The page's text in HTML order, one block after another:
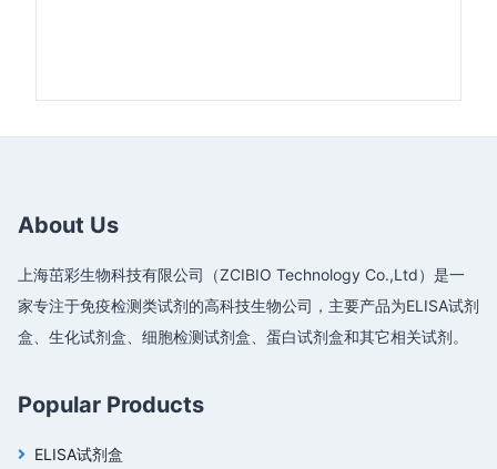
About Us
上海茁彩生物科技有限公司（ZCIBIO Technology Co.,Ltd）是一
家专注于免疫检测类试剂的高科技生物公司，主要产品为ELISA试剂
盒、生化试剂盒、细胞检测试剂盒、蛋白试剂盒和其它相关试剂。
Popular Products
ELISA试剂盒